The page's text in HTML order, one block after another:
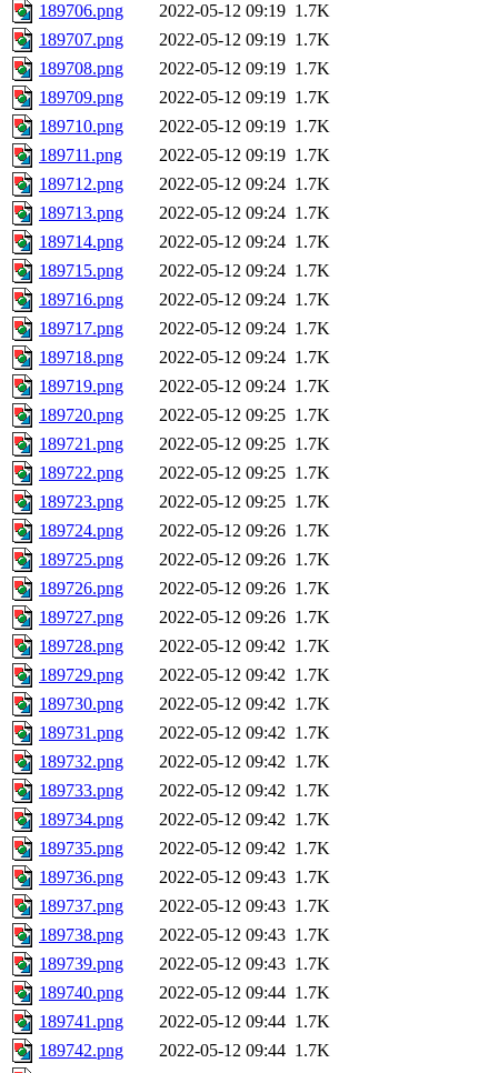
189706.png
2022-05-12 09:19 1.7K
189707.png
2022-05-12 09:19 1.7K
189708.png
2022-05-12 09:19 1.7K
189709.png
2022-05-12 09:19 1.7K
189710.png
2022-05-12 09:19 1.7K
189711.png
2022-05-12 09:19 1.7K
189712.png
2022-05-12 09:24 1.7K
189713.png
2022-05-12 09:24 1.7K
189714.png
2022-05-12 09:24 1.7K
189715.png
2022-05-12 09:24 1.7K
189716.png
2022-05-12 09:24 1.7K
189717.png
2022-05-12 09:24 1.7K
189718.png
2022-05-12 09:24 1.7K
189719.png
2022-05-12 09:24 1.7K
189720.png
2022-05-12 09:25 1.7K
189721.png
2022-05-12 09:25 1.7K
189722.png
2022-05-12 09:25 1.7K
189723.png
2022-05-12 09:25 1.7K
189724.png
2022-05-12 09:26 1.7K
189725.png
2022-05-12 09:26 1.7K
189726.png
2022-05-12 09:26 1.7K
189727.png
2022-05-12 09:26 1.7K
189728.png
2022-05-12 09:42 1.7K
189729.png
2022-05-12 09:42 1.7K
189730.png
2022-05-12 09:42 1.7K
189731.png
2022-05-12 09:42 1.7K
189732.png
2022-05-12 09:42 1.7K
189733.png
2022-05-12 09:42 1.7K
189734.png
2022-05-12 09:42 1.7K
189735.png
2022-05-12 09:42 1.7K
189736.png
2022-05-12 09:43 1.7K
189737.png
2022-05-12 09:43 1.7K
189738.png
2022-05-12 09:43 1.7K
189739.png
2022-05-12 09:43 1.7K
189740.png
2022-05-12 09:44 1.7K
189741.png
2022-05-12 09:44 1.7K
189742.png
2022-05-12 09:44 1.7K